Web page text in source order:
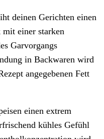
deinen Gerichten einen
mit einer starken
Garvorgangs
in Backwaren wird
angegebenen Fett
einen extrem
kühles Gefühl